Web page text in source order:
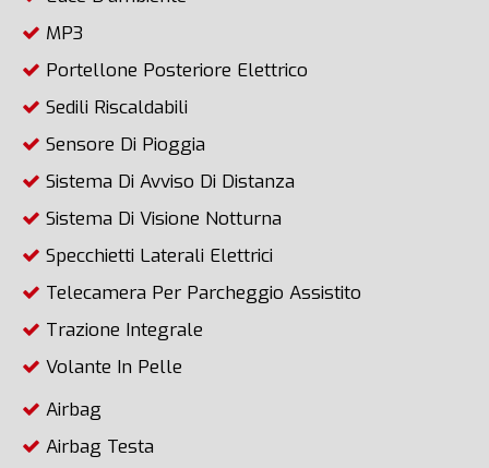
MP3
Portellone Posteriore Elettrico
Sedili Riscaldabili
Sensore Di Pioggia
Sistema Di Avviso Di Distanza
Sistema Di Visione Notturna
Specchietti Laterali Elettrici
Telecamera Per Parcheggio Assistito
Trazione Integrale
Volante In Pelle
Airbag
Airbag Testa